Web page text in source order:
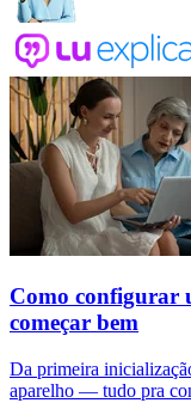
Como configurar
começar bem
Da primeira
aparelho — tudo pra